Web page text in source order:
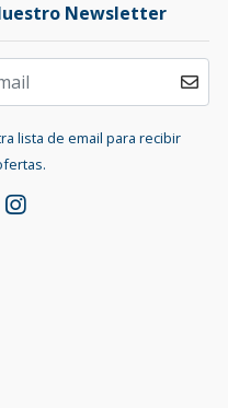
Newsletter
lista de email para recibir